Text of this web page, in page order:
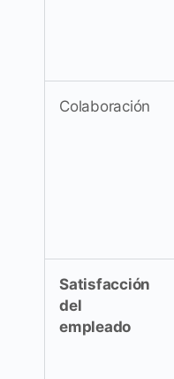
Colaboración
Satisfacción
del
empleado